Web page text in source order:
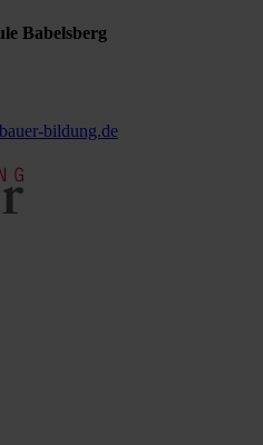
Babelsberg
bildung.de